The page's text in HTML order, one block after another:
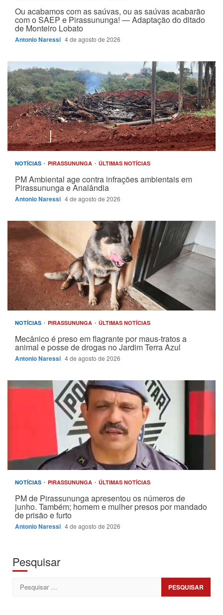
Ou acabamos com as saúvas, ou as saúvas acabarão
com o SAEP e Pirassununga! — Adaptação do ditado
de Monteiro Lobato
Antonio Naressi 4 de agosto de 2026
NOTÍCIAS PIRASSUNUNGA ÚLTIMAS NOTÍCIAS
PM Ambiental age contra infrações ambientais em
Pirassununga e Analândia
Antonio Naressi 4 de agosto de 2026
NOTÍCIAS PIRASSUNUNGA ÚLTIMAS NOTÍCIAS
Mecânico é preso em flagrante por maus-tratos a
animal e posse de drogas no Jardim Terra Azul
Antonio Naressi 4 de agosto de 2026
NOTÍCIAS PIRASSUNUNGA ÚLTIMAS NOTÍCIAS
PM de Pirassununga apresentou os números de
junho. Também; homem e mulher presos por mandado
de prisão e furto
Antonio Naressi 4 de agosto de 2026
Pesquisar
Pesquisar